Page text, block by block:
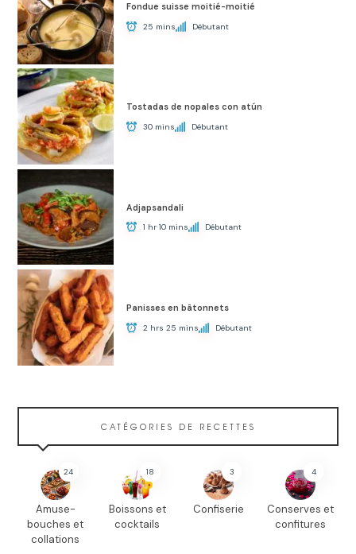
Fondue suisse moitié-moitié
25 mins Débutant
Tostadas de nopales con atún
30 mins Débutant
Adjapsandali
1 hr 10 mins Débutant
Panisses en bâtonnets
2 hrs 25 mins Débutant
CATÉGORIES DE RECETTES
24
Amuse-
bouches et
collations
18
Boissons et
cocktails
3
Confiserie
4
Conserves et
confitures